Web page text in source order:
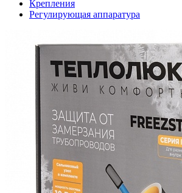
Крепления
Регулирующая аппаратура